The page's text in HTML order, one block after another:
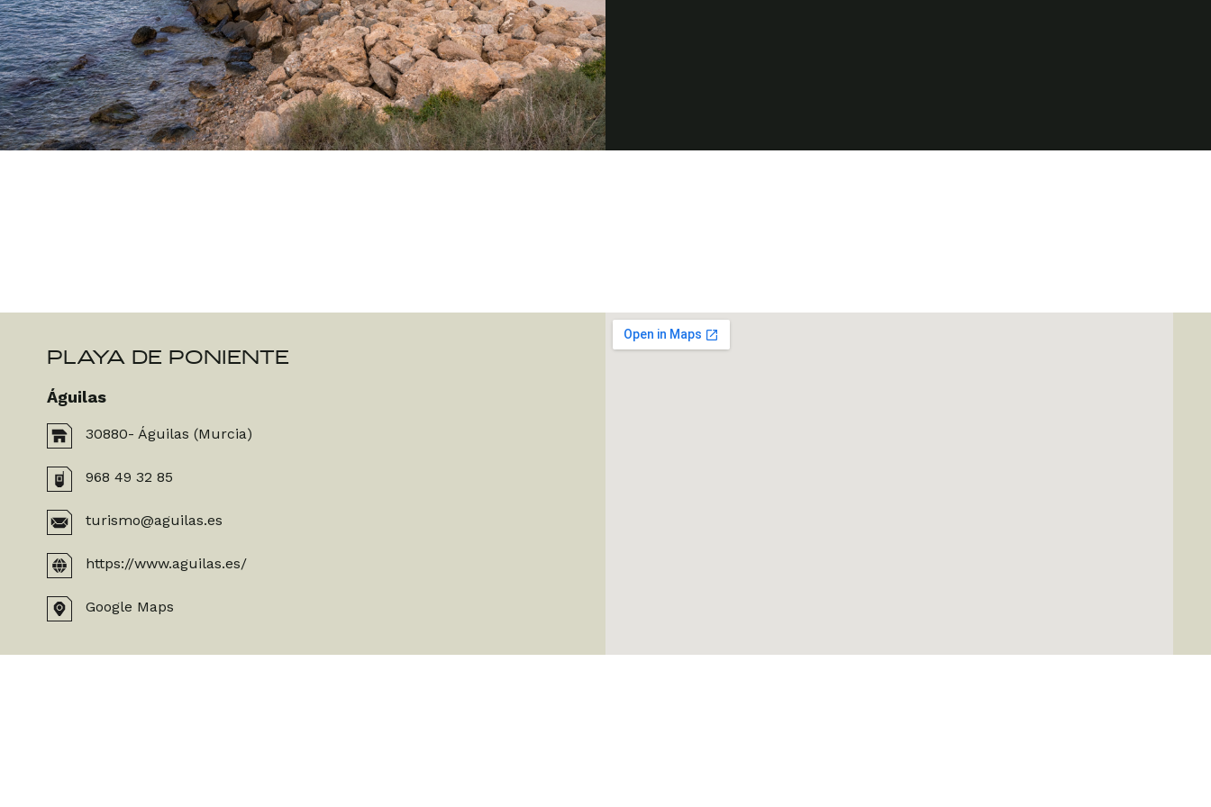
PLAYA DE PONIENTE
Águilas
30880- Águilas (Murcia)
968 49 32 85
turismo@aguilas.es
https://www.aguilas.es/
Google Maps